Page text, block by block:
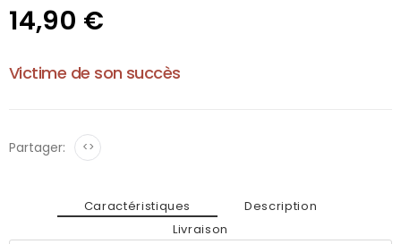
14,90 €
Victime de son succès
Partager: <>
Caractéristiques
Description
Livraison